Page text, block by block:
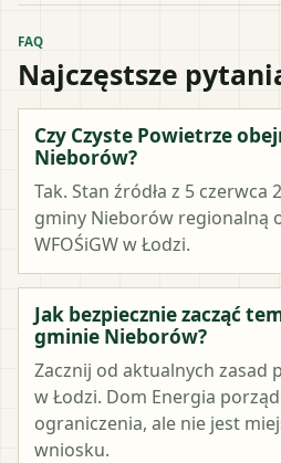
FAQ
Najczęstsze
Czy Czyste Powietrze
Nieborów?
Tak. Stan źródła z 5 czerwca
gminy Nieborów regionalną
WFOŚiGW w Łodzi.
Jak bezpiecznie zacząć
gminie Nieborów?
Zacznij od aktualnych zasad
w Łodzi. Dom Energia
ograniczenia, ale nie jest
wniosku.